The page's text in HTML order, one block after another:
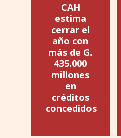
CAH
estima
cerrar el
año con
más de G.
435.000
millones
en
créditos
concedidos